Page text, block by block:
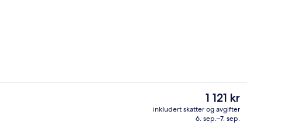
Serverer frokost og middag
Den
nåværende
prisen
1 121 kr
inkludert skatter og avgifter
6. sep.–7. sep.